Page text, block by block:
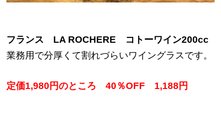
フランス LA ROCHERE コトーワイン200cc
業務用で分厚くて割れづらいワイングラスです。
定価1,980円のところ 40％OFF 1,188円